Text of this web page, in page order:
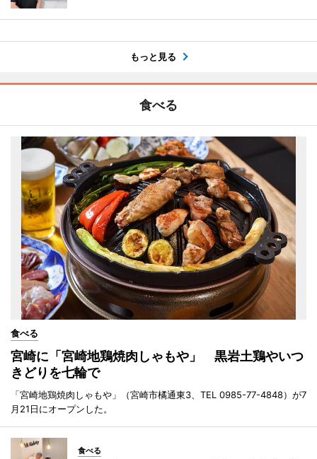
もっと見る
食べる
食べる
宮崎に「宮崎地鶏焼肉しゃもや」 黒岩土鶏やいつ
きどりを七輪で
「宮崎地鶏焼肉しゃもや」（宮崎市橘通東3、TEL 0985-77-4848）が7
月21日にオープンした。
食べる